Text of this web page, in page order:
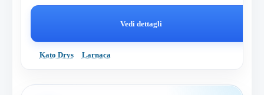
Vedi dettagli
Kato Drys Larnaca